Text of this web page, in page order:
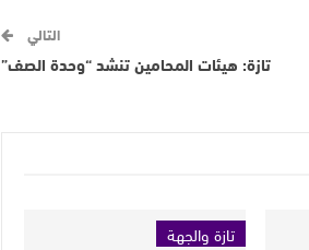
التالي
تازة: هيئات المحامين تنشد “وحدة الصف”
تازة والجهة